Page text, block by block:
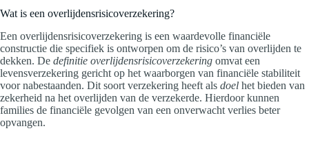
Wat is een overlijdensrisicoverzekering?
Een overlijdensrisicoverzekering is een waardevolle financiële
constructie die specifiek is ontworpen om de risico’s van overlijden te
dekken. De definitie overlijdensrisicoverzekering omvat een
levensverzekering gericht op het waarborgen van financiële stabiliteit
voor nabestaanden. Dit soort verzekering heeft als doel het bieden van
zekerheid na het overlijden van de verzekerde. Hierdoor kunnen
families de financiële gevolgen van een onverwacht verlies beter
opvangen.